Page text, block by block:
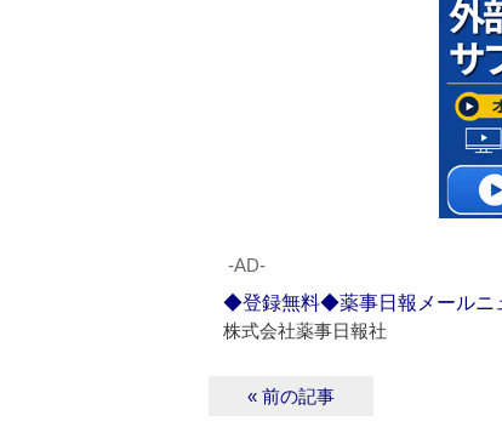
‐AD‐
◆登録無料◆薬事日報メールニ
株式会社薬事日報社
« 前の記事